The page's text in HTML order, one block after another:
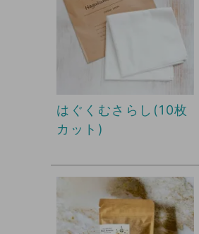
はぐくむさらし(10枚
カット)